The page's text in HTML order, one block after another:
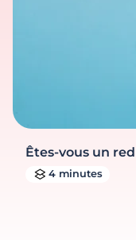
Êtes-vous un
4 minutes